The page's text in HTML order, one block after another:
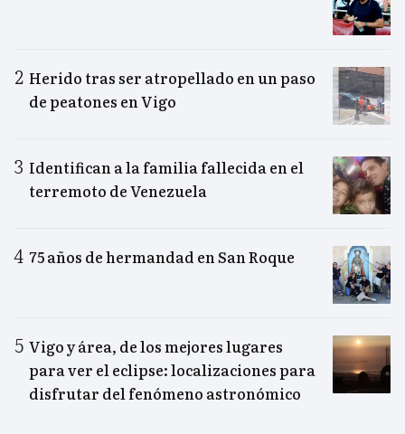
Herido tras ser atropellado en un paso
de peatones en Vigo
Identifican a la familia fallecida en el
terremoto de Venezuela
75 años de hermandad en San Roque
Vigo y área, de los mejores lugares
para ver el eclipse: localizaciones para
disfrutar del fenómeno astronómico